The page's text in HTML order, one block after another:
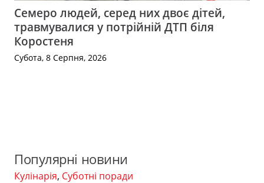
Семеро людей, серед них двоє дітей,
травмувалися у потрійній ДТП біля
Коростеня
Субота, 8 Серпня, 2026
Популярні новини
Кулінарія, Суботні поради